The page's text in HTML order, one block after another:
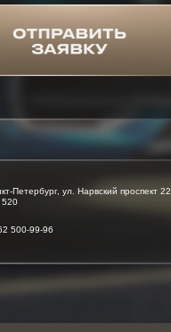
Петербург, ул. Нарвский проспект 22,
500-99-96